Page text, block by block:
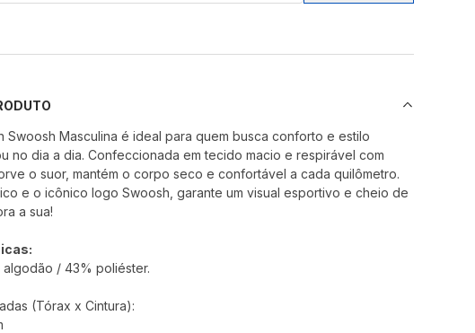
Swoosh Masculina é ideal para quem busca conforto e estilo
no dia a dia. Confeccionada em tecido macio e respirável com
o suor, mantém o corpo seco e confortável a cada quilômetro.
e o icônico logo Swoosh, garante um visual esportivo e cheio de
a sua!
/ 43% poliéster.
(Tórax x Cintura):